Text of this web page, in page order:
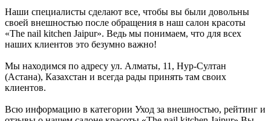
Наши специалисты сделают все, чтобы вы были довольны
своей внешностью после обращения в наш салон красоты
«The nail kitchen Jaipur». Ведь мы понимаем, что для всех
наших клиентов это безумно важно!
Мы находимся по адресу ул. Алматы, 11, Нур-Султан
(Астана), Казахстан и всегда рады принять там своих
клиентов.
Всю информацию в категории Уход за внешностью, рейтинг и